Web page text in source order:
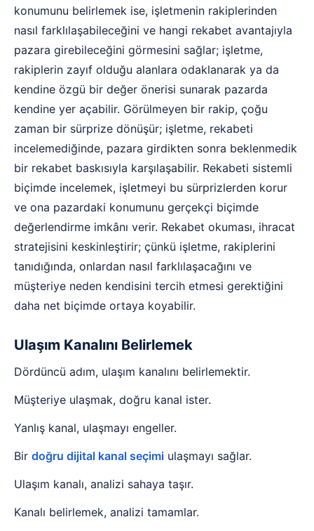
konumunu belirlemek ise, işletmenin rakiplerinden
nasıl farklılaşabileceğini ve hangi rekabet avantajıyla
pazara girebileceğini görmesini sağlar; işletme,
rakiplerin zayıf olduğu alanlara odaklanarak ya da
kendine özgü bir değer önerisi sunarak pazarda
kendine yer açabilir. Görülmeyen bir rakip, çoğu
zaman bir sürprize dönüşür; işletme, rekabeti
incelemediğinde, pazara girdikten sonra beklenmedik
bir rekabet baskısıyla karşılaşabilir. Rekabeti sistemli
biçimde incelemek, işletmeyi bu sürprizlerden korur
ve ona pazardaki konumunu gerçekçi biçimde
değerlendirme imkânı verir. Rekabet okuması, ihracat
stratejisini keskinleştirir; çünkü işletme, rakiplerini
tanıdığında, onlardan nasıl farklılaşacağını ve
müşteriye neden kendisini tercih etmesi gerektiğini
daha net biçimde ortaya koyabilir.
Ulaşım Kanalını Belirlemek
Dördüncü adım, ulaşım kanalını belirlemektir.
Müşteriye ulaşmak, doğru kanal ister.
Yanlış kanal, ulaşmayı engeller.
Bir doğru dijital kanal seçimi ulaşmayı sağlar.
Ulaşım kanalı, analizi sahaya taşır.
Kanalı belirlemek, analizi tamamlar.